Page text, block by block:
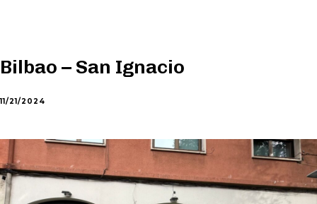
Bilbao – San Ignacio
11/21/2024